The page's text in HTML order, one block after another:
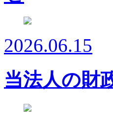
2026.06.15
当法人の財